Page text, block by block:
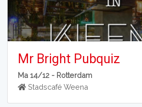
Mr Bright Pubquiz
Ma 14/12 - Rotterdam
Stadscafé Weena